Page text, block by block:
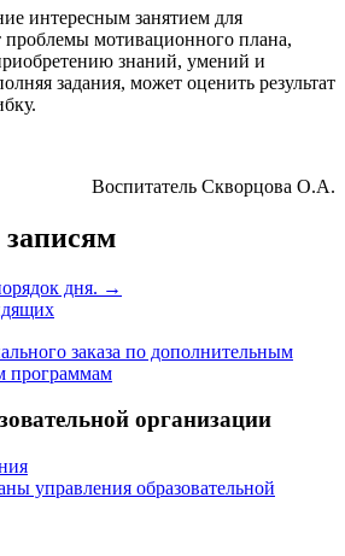
интересным занятием для
проблемы мотивационного плана,
знаний, умений и
задания, может оценить результат
Воспитатель Скворцова О.А.
дня. →
заказа по дополнительным
программам
организации
управления образовательной